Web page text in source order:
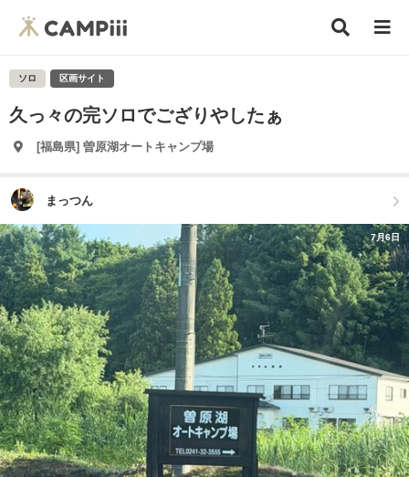
ソロ 区画サイト
久っ々の完ソロでござりやしたぁ
[福島県] 曽原湖オートキャンプ場
まっつん
7月6日